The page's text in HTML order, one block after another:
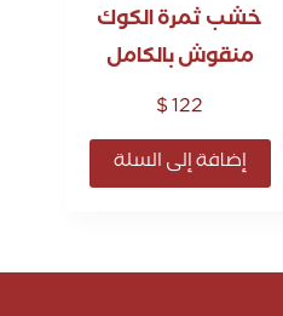
خشب ثمرة الكوك
منقوش بالكامل
$122
إضافة إلى السلة